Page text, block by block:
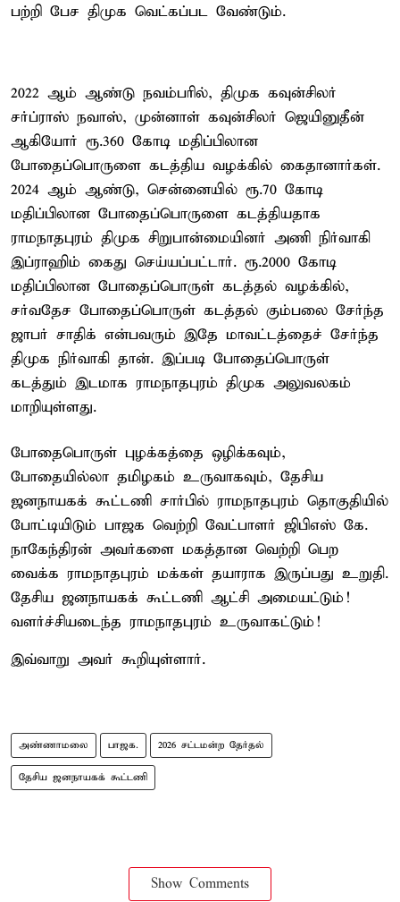
பற்றி பேச திமுக வெட்கப்பட வேண்டும்.
2022 ஆம் ஆண்டு நவம்பரில், திமுக கவுன்சிலர்
சர்ப்ராஸ் நவாஸ், முன்னாள் கவுன்சிலர் ஜெயினுதீன்
ஆகியோர் ரூ.360 கோடி மதிப்பிலான
போதைப்பொருளை கடத்திய வழக்கில் கைதானார்கள்.
2024 ஆம் ஆண்டு, சென்னையில் ரூ.70 கோடி
மதிப்பிலான போதைப்பொருளை கடத்தியதாக
ராமநாதபுரம் திமுக சிறுபான்மையினர் அணி நிர்வாகி
இப்ராஹிம் கைது செய்யப்பட்டார். ரூ.2000 கோடி
மதிப்பிலான போதைப்பொருள் கடத்தல் வழக்கில்,
சர்வதேச போதைப்பொருள் கடத்தல் கும்பலை சேர்ந்த
ஜாபர் சாதிக் என்பவரும் இதே மாவட்டத்தைச் சேர்ந்த
திமுக நிர்வாகி தான். இப்படி போதைப்பொருள்
கடத்தும் இடமாக ராமநாதபுரம் திமுக அலுவலகம்
மாறியுள்ளது.
போதைபொருள் புழக்கத்தை ஒழிக்கவும்,
போதையில்லா தமிழகம் உருவாகவும், தேசிய
ஜனநாயகக் கூட்டணி சார்பில் ராமநாதபுரம் தொகுதியில்
போட்டியிடும் பாஜக வெற்றி வேட்பாளர் ஜிபிஎஸ் கே.
நாகேந்திரன் அவர்களை மகத்தான வெற்றி பெற
வைக்க ராமநாதபுரம் மக்கள் தயாராக இருப்பது உறுதி.
தேசிய ஜனநாயகக் கூட்டணி ஆட்சி அமையட்டும்!
வளர்ச்சியடைந்த ராமநாதபுரம் உருவாகட்டும்!
இவ்வாறு அவர் கூறியுள்ளார்.
அண்ணாமலை பாஜக. 2026 சட்டமன்ற தேர்தல்
தேசிய ஜனநாயகக் கூட்டணி
Show Comments